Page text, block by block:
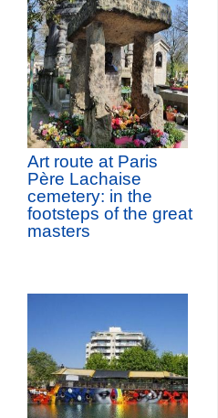
Art route at Paris
Père Lachaise
cemetery: in the
footsteps of the great
masters